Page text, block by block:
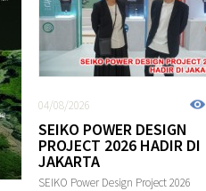
04/08/2026
SEIKO POWER DESIGN
PROJECT 2026 HADIR DI
JAKARTA
SEIKO Power Design Project 2026